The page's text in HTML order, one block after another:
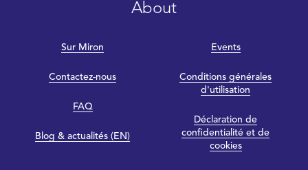
About
Sur Miron
Contactez-nous
FAQ
Blog & actualités (EN)
Events
Conditions générales
d'utilisation
Déclaration de
confidentialité et de
cookies